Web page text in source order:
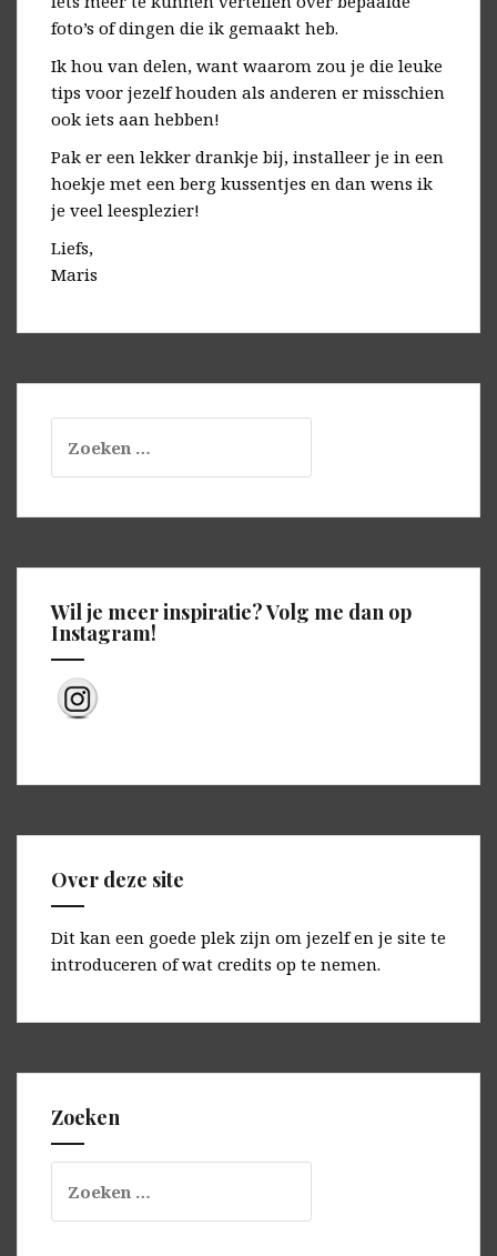
foto’s of dingen die ik gemaakt heb.
Ik hou van delen, want waarom zou je die leuke
tips voor jezelf houden als anderen er misschien
ook iets aan hebben!
Pak er een lekker drankje bij, installeer je in een
hoekje met een berg kussentjes en dan wens ik
je veel leesplezier!
Liefs,
Maris
naar:
Wil je meer inspiratie? Volg me dan op
Instagram!
Over deze site
Dit kan een goede plek zijn om jezelf en je site te
introduceren of wat credits op te nemen.
Zoeken
naar: